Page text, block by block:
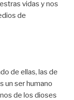
vidas y nos
de
de ellas, las de
un ser humano
de los dioses